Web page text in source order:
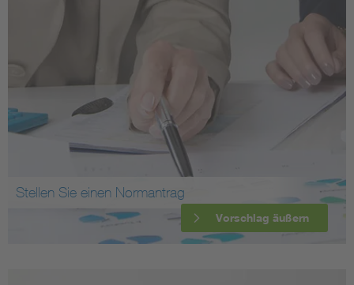
Stellen Sie einen Normantrag
Vorschlag äußern